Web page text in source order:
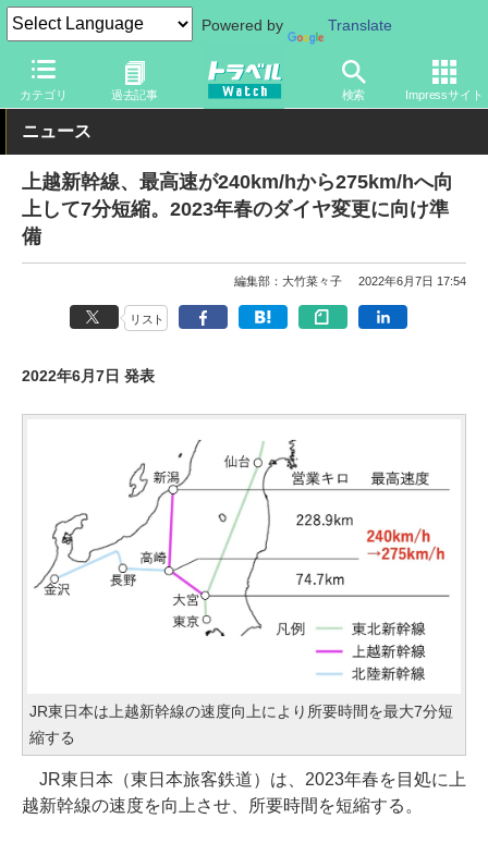
Powered by Translate
カテゴリ 過去記事 検索 Impressサイト
トラベル Watch 企業・政府・官庁 鉄道 JR
ニュース
上越新幹線、最高速が240km/hから275km/hへ向
上して7分短縮。2023年春のダイヤ変更に向け準
備
編集部：大竹菜々子 2022年6月7日 17:54
リスト
2022年6月7日 発表
JR東日本は上越新幹線の速度向上により所要時間を最大7分短
縮する
JR東日本（東日本旅客鉄道）は、2023年春を目処に上
越新幹線の速度を向上させ、所要時間を短縮する。